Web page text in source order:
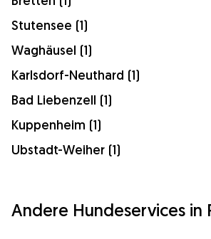
Stutensee (1)
Waghäusel (1)
Karlsdorf-Neuthard (1)
Bad Liebenzell (1)
Kuppenheim (1)
Ubstadt-Weiher (1)
Andere Hundeservices in